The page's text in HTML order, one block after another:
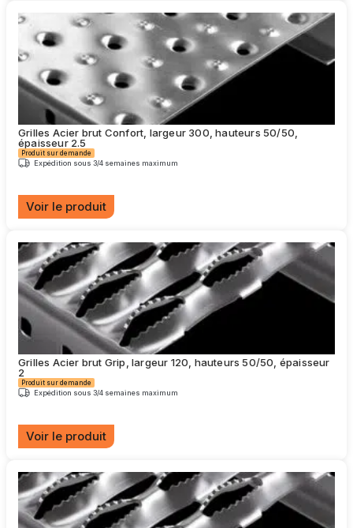
a
plusieurs
variations.
Les
options
peuvent
choisies
sur
la
page
produit
Grilles Acier brut Confort, largeur 300, hauteurs 50/50,
épaisseur 2.5
Produit sur demande
Expédition sous 3/4 semaines maximum
Voir le produit
a
plusieurs
variations.
Les
options
peuvent
être
choisies
sur
la
page
produit
Grilles Acier brut Grip, largeur 120, hauteurs 50/50, épaisseur
2
Produit sur demande
Expédition sous 3/4 semaines maximum
Voir le produit
a
plusieurs
variations.
Les